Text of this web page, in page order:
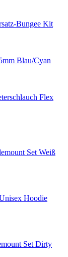
Bungee Kit
Blau/Cyan
Flex
Hoodie